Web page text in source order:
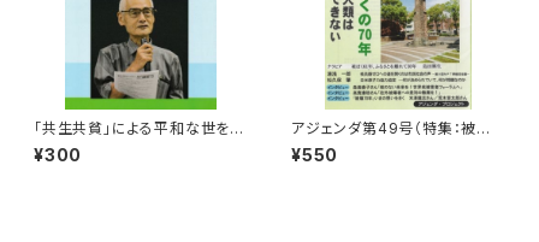
「共生共貧」による平和な世を
―金主主義社会の破綻を前にし
て―（槌田劭さん講演録）
¥300
アジェンダ第49号（特集：被ばく
の70年 核と人類は共存でき
ない）
¥550